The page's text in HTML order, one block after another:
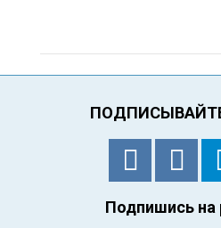
Подпишись на